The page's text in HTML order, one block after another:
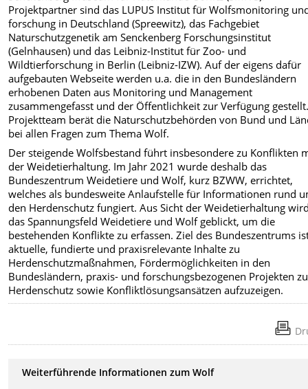
Projektpartner sind das LUPUS Institut für Wolfsmonitoring
forschung in Deutschland (Spreewitz), das Fachgebiet
Naturschutzgenetik am Senckenberg Forschungsinstitut
(Gelnhausen) und das Leibniz-Institut für Zoo- und
Wildtierforschung in Berlin (Leibniz-IZW). Auf der eigens dafür
aufgebauten Webseite werden u.a. die in den Bundesländern
erhobenen Daten aus Monitoring und Management
zusammengefasst und der Öffentlichkeit zur Verfügung
Projektteam berät die Naturschutzbehörden von Bund und
bei allen Fragen zum Thema Wolf.
Der steigende Wolfsbestand führt insbesondere zu Konflikten
der Weidetierhaltung. Im Jahr 2021 wurde deshalb das
Bundeszentrum Weidetiere und Wolf, kurz BZWW, errichtet,
welches als bundesweite Anlaufstelle für Informationen rund
den Herdenschutz fungiert. Aus Sicht der Weidetierhaltung
das Spannungsfeld Weidetiere und Wolf geblickt, um die
bestehenden Konflikte zu erfassen. Ziel des Bundeszentrums
aktuelle, fundierte und praxisrelevante Inhalte zu
Herdenschutzmaßnahmen, Fördermöglichkeiten in den
Bundesländern, praxis- und forschungsbezogenen Projekten
Herdenschutz sowie Konfliktlösungsansätzen aufzuzeigen.
Weiterführende Informationen zum Wolf